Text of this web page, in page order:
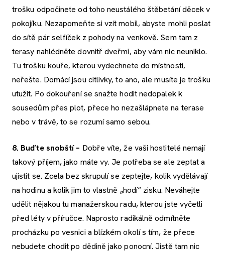
trošku odpočinete od toho neustálého štěbetání děcek v
pokojíku. Nezapomeňte si vzít mobil, abyste mohli poslat
do sítě pár selfíček z pohody na venkově. Sem tam z
terasy nahlédněte dovnitř dveřmi, aby vám nic neuniklo.
Tu trošku kouře, kterou vydechnete do místnosti,
neřešte. Domácí jsou citlivky, to ano, ale musíte je trošku
utužit. Po dokouření se snažte hodit nedopalek k
sousedům přes plot, přece ho nezašlápnete na terase
nebo v trávě, to se rozumí samo sebou.
8. Buďte snobští – Dobře víte, že vaši hostitelé nemají
takový příjem, jako máte vy. Je potřeba se ale zeptat a
ujistit se. Zcela bez skrupulí se zeptejte, kolik vydělávají
na hodinu a kolik jim to vlastně „hodí“ zisku. Neváhejte
udělit nějakou tu manažerskou radu, kterou jste vyčetli
před léty v příručce. Naprosto radikálně odmítněte
procházku po vesnici a blízkém okolí s tím, že přece
nebudete chodit po dědině jako ponocní. Jistě tam nic